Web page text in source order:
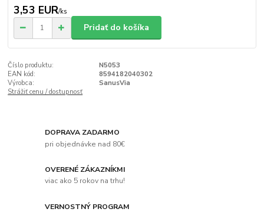
3,53 EUR/ks
Pridať do košíka
Číslo produktu:
N5053
EAN kód:
8594182040302
Výrobca:
SanusVia
Strážiť cenu / dostupnosť
DOPRAVA ZADARMO
pri objednávke nad 80€
OVERENÉ ZÁKAZNÍKMI
viac ako 5 rokov na trhu!
VERNOSTNÝ PROGRAM